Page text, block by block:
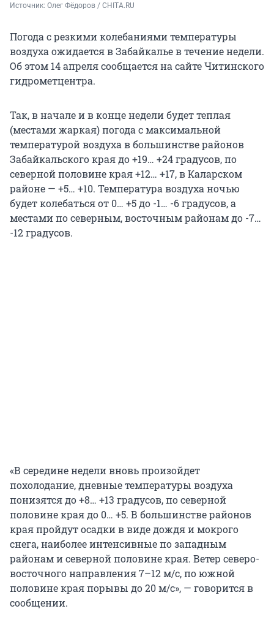
Источник: Олег Фёдоров / CHITA.RU
Погода с резкими колебаниями температуры
воздуха ожидается в Забайкалье в течение недели.
Об этом 14 апреля сообщается на сайте Читинского
гидрометцентра.
Так, в начале и в конце недели будет теплая
(местами жаркая) погода с максимальной
температурой воздуха в большинстве районов
Забайкальского края до +19… +24 градусов, по
северной половине края +12… +17, в Каларском
районе — +5… +10. Температура воздуха ночью
будет колебаться от 0… +5 до -1… -6 градусов, а
местами по северным, восточным районам до -7…
-12 градусов.
«В середине недели вновь произойдет
похолодание, дневные температуры воздуха
понизятся до +8… +13 градусов, по северной
половине края до 0… +5. В большинстве районов
края пройдут осадки в виде дождя и мокрого
снега, наиболее интенсивные по западным
районам и северной половине края. Ветер северо-
восточного направления 7–12 м/с, по южной
половине края порывы до 20 м/с», — говорится в
сообщении.